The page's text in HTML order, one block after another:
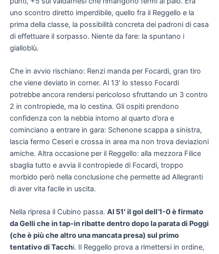
uno scontro diretto imperdibile, quello fra il Reggello e la
prima della classe, la possibilità concreta dei padroni di casa
di effettuare il sorpasso. Niente da fare: la spuntano i
gialloblù.
Che in avvio rischiano: Renzi manda per Focardi, gran tiro
che viene deviato in corner. Al 13′ lo stesso Focardi
potrebbe ancora rendersi pericoloso sfruttando un 3 contro
2 in contropiede, ma lo cestina. Gli ospiti prendono
confidenza con la nebbia intorno al quarto d’ora e
cominciano a entrare in gara: Schenone scappa a sinistra,
lascia fermo Ceseri e crossa in area ma non trova deviazioni
amiche. Altra occasione per il Reggello: alla mezzora Filice
sbaglia tutto e avvia il contropiede di Focardi, troppo
morbido però nella conclusione che permette ad Allegranti
di aver vita facile in uscita.
Nella ripresa il Cubino passa. Al 51′ il gol dell’1-0 è firmato
da Gelli che in tap-in ribatte dentro dopo la parata di Poggi
(che è più che altro una mancata presa) sul primo
tentativo di Tacchi. Il Reggello prova a rimettersi in ordine,